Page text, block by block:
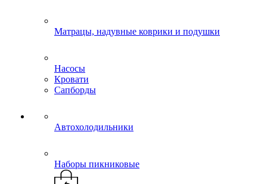
Матрацы, надувные коврики и подушки
Насосы
Кровати
Сапборды
Автохолодильники
Наборы пикниковые